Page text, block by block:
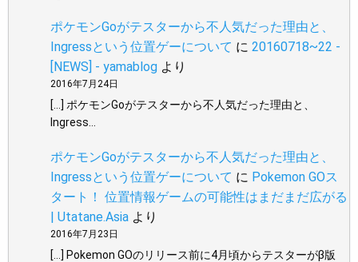
ポケモンGoがテスターから不人気だった理由と、
Ingressという位置ゲーについて に 20160718~22 -
[NEWS] - yamablog より
2016年7月24日
[…] ポケモンGoがテスターから不人気だった理由と、
Ingress…
ポケモンGoがテスターから不人気だった理由と、
Ingressという位置ゲーについて に Pokemon GOス
タート！ 位置情報ゲームの可能性はまだまだ広がる
| Utatane.Asia より
2016年7月23日
[…] Pokemon GOのリリース前に4月頃からテスターがβ版